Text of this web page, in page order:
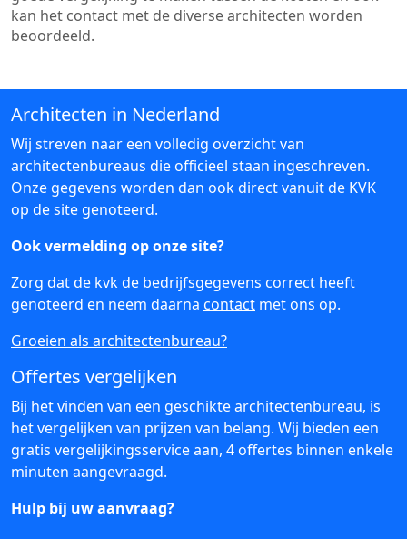
kan het contact met de diverse architecten worden
beoordeeld.
Architecten in Nederland
Wij streven naar een volledig overzicht van
architectenbureaus die officieel staan ingeschreven.
Onze gegevens worden dan ook direct vanuit de KVK
op de site genoteerd.
Ook vermelding op onze site?
Zorg dat de kvk de bedrijfsgegevens correct heeft
genoteerd en neem daarna contact met ons op.
Groeien als architectenbureau?
Offertes vergelijken
Bij het vinden van een geschikte architectenbureau, is
het vergelijken van prijzen van belang. Wij bieden een
gratis vergelijkingsservice aan, 4 offertes binnen enkele
minuten aangevraagd.
Hulp bij uw aanvraag?